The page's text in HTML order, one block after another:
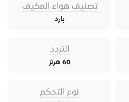
تصنيف هواء المكيف
بارد
التردد
60 هرتز
نوع التحكم